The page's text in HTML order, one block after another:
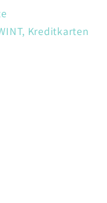
Kreditkarten